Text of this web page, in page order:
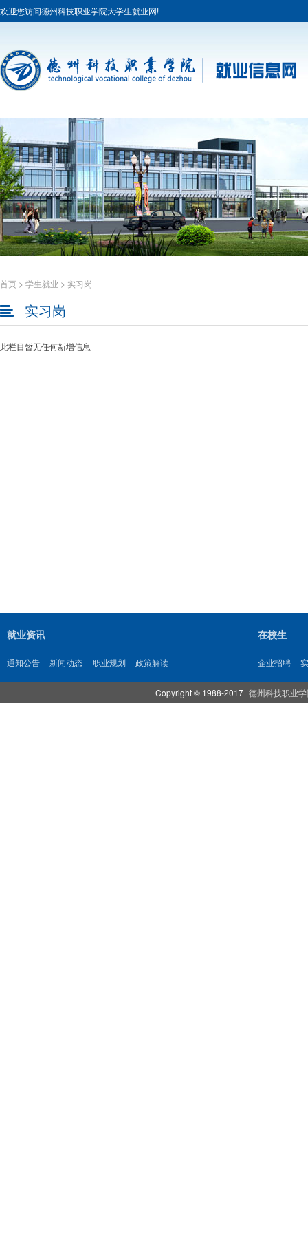
欢迎您访问德州科技职业学院大学生就业网!
首页 > 学生就业 > 实习岗
 实习岗
此栏目暂无任何新增信息
就业资讯
通知公告 新闻动态 职业规划 政策解读
在校生
企业招聘
Copyright © 1988-2017 德州科技职业